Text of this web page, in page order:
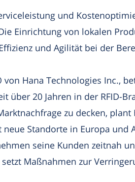
und
Einrichtung von lokalen
und Agilität bei der
von Hana Technologies Inc.,
über 20 Jahren in der RFID-
zu decken,
neue Standorte in Europa
seine Kunden zeitnah
Maßnahmen zur